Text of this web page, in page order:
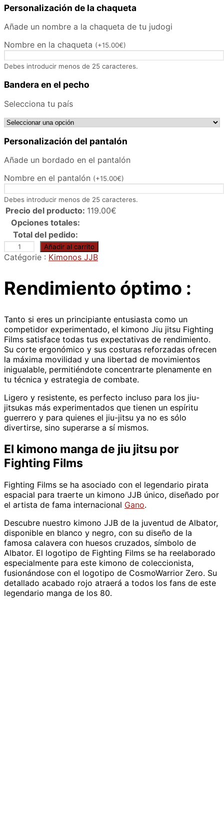
s
d
s
e
1
0
0
€
h
t
a
1
2
9
.
0
0
€
Personalización de la chaqueta
Añade un nombre a la chaqueta de tu judogi
Nombre en la chaqueta (+15.00€)
Debes introducir menos de 25 caracteres.
Bandera en el pecho
Selecciona tu país
Personalización del pantalón
Añade un bordado en el pantalón
Nombre en el pantalón (+15.00€)
Debes introducir menos de 25 caracteres.
Precio del producto: 119.00€
Opciones totales:
Total del pedido:
i
n
o
e
j
i
u
-
j
i
s
u
b
r
s
i
l
e
n
c
n
t
i
d
a
d
Añadir al carrito
Catégorie : Kimonos JJB
Rendimiento óptimo :
Tanto si eres un principiante entusiasta como un
competidor experimentado, el kimono Jiu jitsu Fighting
Films satisface todas tus expectativas de rendimiento.
Su corte ergonómico y sus costuras reforzadas ofrecen
la máxima movilidad y una libertad de movimientos
inigualable, permitiéndote concentrarte plenamente en
tu técnica y estrategia de combate.
Ligero y resistente, es perfecto incluso para los jiu-
jitsukas más experimentados que tienen un espíritu
guerrero y para quienes el jiu-jitsu ya no es sólo
divertirse, sino superarse a sí mismos.
El kimono manga de jiu jitsu por
Fighting Films
Fighting Films se ha asociado con el legendario pirata
espacial para traerte un kimono JJB único, diseñado por
el artista de fama internacional Gano.
Descubre nuestro kimono JJB de la juventud de Albator,
disponible en blanco y negro, con su diseño de la
famosa calavera con huesos cruzados, símbolo de
Albator. El logotipo de Fighting Films se ha reelaborado
especialmente para este kimono de coleccionista,
fusionándose con el logotipo de CosmoWarrior Zero. Su
detallado acabado rojo atraerá a todos los fans de este
legendario manga de los 80.